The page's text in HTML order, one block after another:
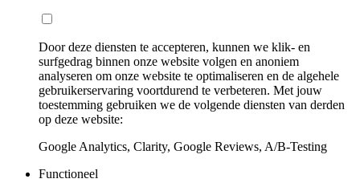
Door deze diensten te accepteren, kunnen we klik- en
surfgedrag binnen onze website volgen en anoniem
analyseren om onze website te optimaliseren en de algehele
gebruikerservaring voortdurend te verbeteren. Met jouw
toestemming gebruiken we de volgende diensten van derden
op deze website:
Google Analytics, Clarity, Google Reviews, A/B-Testing
Functioneel